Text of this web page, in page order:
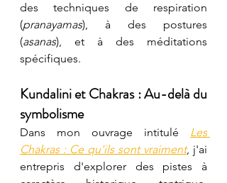
des techniques de respiration
(pranayamas), à des postures
(asanas), et à des méditations
spécifiques.
Kundalini et Chakras : Au-delà du
symbolisme
Dans mon ouvrage intitulé Les
Chakras : Ce qu'ils sont vraiment, j'ai
entrepris d'explorer des pistes à